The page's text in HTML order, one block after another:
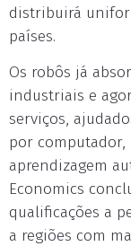
distribuirá
países.
Os robôs já
industriais e
serviços,
por computador,
aprendizagem
Economics
qualificações a
a regiões com